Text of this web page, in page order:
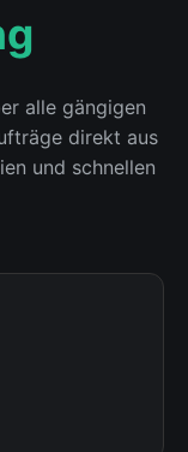
alle gängigen
direkt aus
und schnellen